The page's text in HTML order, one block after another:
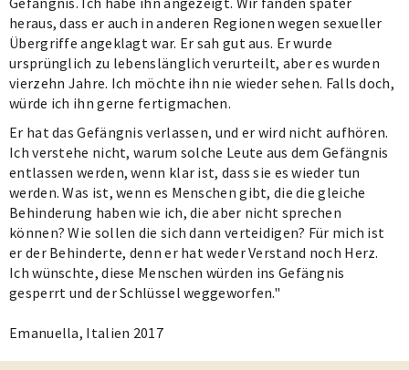
heraus, dass er auch in anderen Regionen wegen sexueller
Übergriffe angeklagt war. Er sah gut aus. Er wurde
ursprünglich zu lebenslänglich verurteilt, aber es wurden
vierzehn Jahre. Ich möchte ihn nie wieder sehen. Falls doch,
würde ich ihn gerne fertigmachen.
Er hat das Gefängnis verlassen, und er wird nicht aufhören.
Ich verstehe nicht, warum solche Leute aus dem Gefängnis
entlassen werden, wenn klar ist, dass sie es wieder tun
werden. Was ist, wenn es Menschen gibt, die die gleiche
Behinderung haben wie ich, die aber nicht sprechen
können? Wie sollen die sich dann verteidigen? Für mich ist
er der Behinderte, denn er hat weder Verstand noch Herz.
Ich wünschte, diese Menschen würden ins Gefängnis
gesperrt und der Schlüssel weggeworfen."
Emanuella, Italien 2017